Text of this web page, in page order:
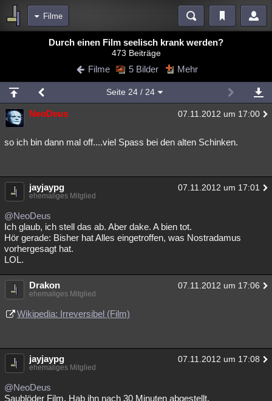
Filme
Blogs Videos
Chat Wiki Neuigkeiten
meine Rubriken
Menschen Wissenschaft Mystery Kriminalfälle
Spiritualität Verschwörungen Technologie Ufologie
weitere Rubriken
Philosophie Träume
Astronomie Helpdesk Gruppen Gaming
Musik Clash
Besucht Teilgenommen Geschlossen
Lesenswert Schlüsselwörter
Durch einen Film seelisch krank werden?
473 Beiträge
Filme 5 Bilder Mehr
Seite 24/ 24
NeoDeus 07.11.2012 um 17:00
so ich bin dann mal off....viel Spass bei den alten Schinken.
jayjaypg 07.11.2012 um 17:01
ehemaliges Mitglied
@NeoDeus
Ich glaub, ich stell das ab. Aber dake. A bien tot.
Hör gerade: Bisher hat Alles eingetroffen, was Nostradamus
vorhergesagt hat.
LOL.
Drakon 07.11.2012 um 17:06
ehemaliges Mitglied
Wikipedia: Irreversibel (Film)
jayjaypg 07.11.2012 um 17:08
ehemaliges Mitglied
@NeoDeus
Saublöder Film. Hab ihn nach 30 Minuten abgestellt.